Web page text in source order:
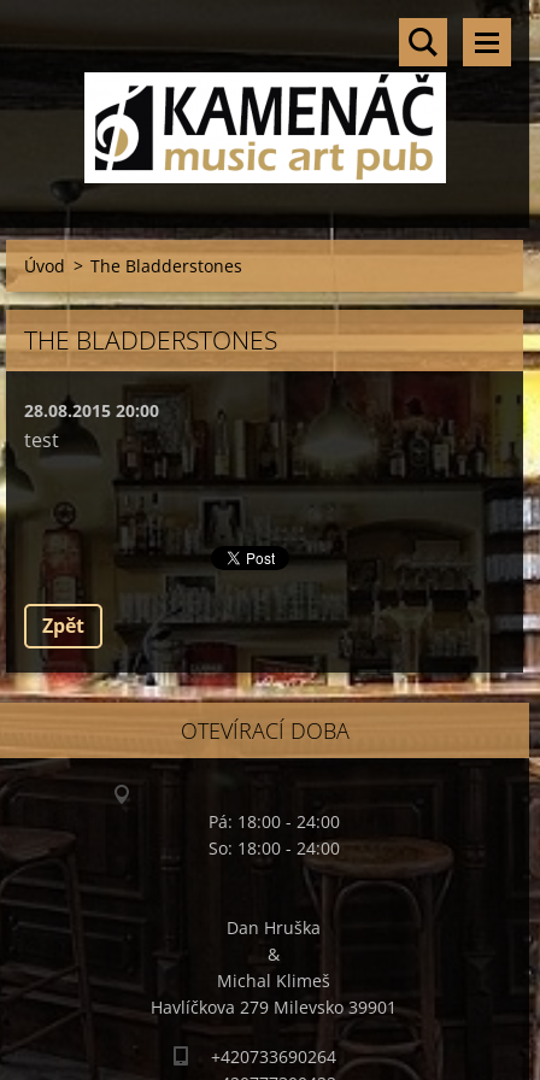
Úvod > The Bladderstones
THE BLADDERSTONES
28.08.2015 20:00
test
Zpět
OTEVÍRACÍ DOBA
Pá: 18:00 - 24:00
So: 18:00 - 24:00
Dan Hruška
&
Michal Klimeš
Havlíčkova 279 Milevsko 39901
+420733690264